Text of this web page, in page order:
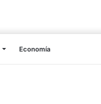
Economía